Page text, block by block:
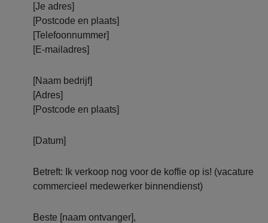
[Je adres]
[Postcode en plaats]
[Telefoonnummer]
[E-mailadres]
[Naam bedrijf]
[Adres]
[Postcode en plaats]
[Datum]
Betreft: Ik verkoop nog voor de koffie op is! (vacature
commercieel medewerker binnendienst)
Beste [naam ontvanger],